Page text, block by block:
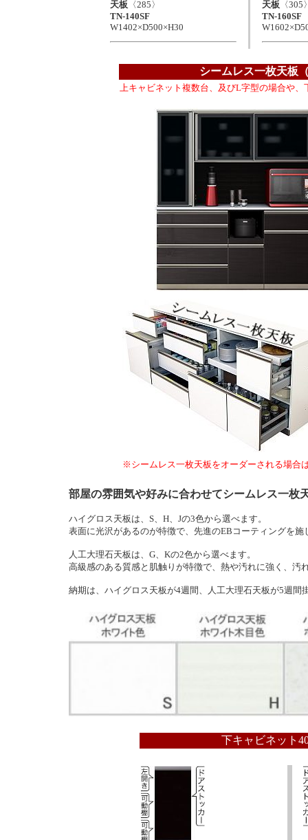
天板〈285〉
TN-140SF
W1402×D500×H30
天板〈305
TN-160SF
シームレス一枚天板
上キャビネット複数台、及びL字型の場合や
※シームレス一枚天板をオーダーされる場合
部屋の雰囲気や好みに合わせてシームレス一枚
ハイグロス天板は、S、H、Jの3色から選べます。
表面に光沢があるのが特徴で、先進のEBコーティングを
人工大理石天板は、G、Kの2色から選べます。
高級感のある質感と肌触りが特徴で、熱や汚れに強く、汚
納期は、ハイグロス天板が4週間、人工大理石天板が5週間
下キャビネット